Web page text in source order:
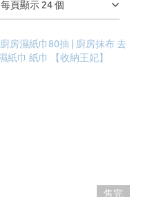
每頁顯示 24 個
售完